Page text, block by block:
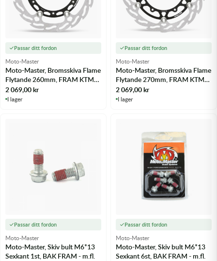
Passar ditt fordon
Moto-Master
Moto-Master, Bromsskiva Flame
Flytande 260mm, FRAM KTM
125 EXC 91-16 - m.fl.
2 069,00kr
I lager
Passar ditt fordon
Moto-Master
Moto-Master, Bromsskiva Flame
Flytande 270mm, FRAM KTM
125 EXC 92-16 - m.fl.
2 069,00kr
I lager
Passar ditt fordon
Moto-Master
Moto-Master, Skiv bult M6*13
Sexkant 1st, BAK FRAM - m.fl.
Passar ditt fordon
Moto-Master
Moto-Master, Skiv bult M6*13
Sexkant 6st, BAK FRAM - m.fl.